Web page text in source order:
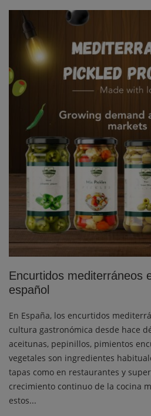
Encurtidos mediterráneos
español
En España, los encurtidos
cultura gastronómica desde hace
aceitunas, pepinillos, pimientos
vegetales son ingredientes
tapas como en restaurantes y
crecimiento continuo de la cocina
estos...